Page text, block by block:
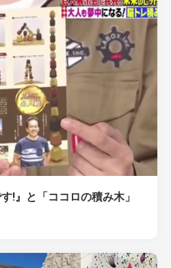
!』と「ココロの積み木」